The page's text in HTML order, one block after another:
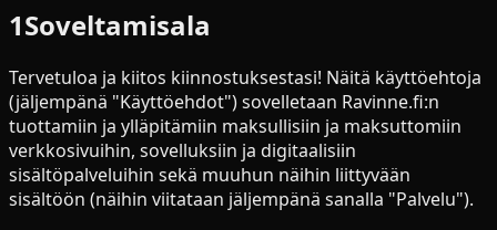
1Soveltamisala
Tervetuloa ja kiitos kiinnostuksestasi! Näitä käyttöehtoja
(jäljempänä "Käyttöehdot") sovelletaan Ravinne.fi:n
tuottamiin ja ylläpitämiin maksullisiin ja maksuttomiin
verkkosivuihin, sovelluksiin ja digitaalisiin
sisältöpalveluihin sekä muuhun näihin liittyvään
sisältöön (näihin viitataan jäljempänä sanalla "Palvelu").